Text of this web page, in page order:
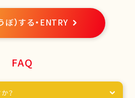
ぼ）する・ENTRY
FAQ
？